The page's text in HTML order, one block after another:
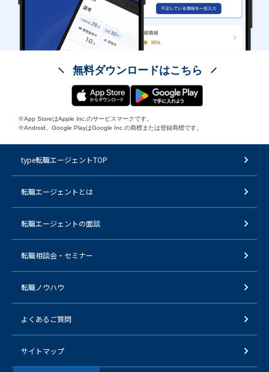
無料ダウンロードはこちら
※App StoreはApple Inc.のサービスマークです。
※Android、Google PlayはGoogle Inc.の商標または登録商標です。
type転職エージェントTOP
転職エージェントとは
転職エージェントの面談
転職相談会・セミナー
転職ノウハウ
よくあるご質問
サイトマップ